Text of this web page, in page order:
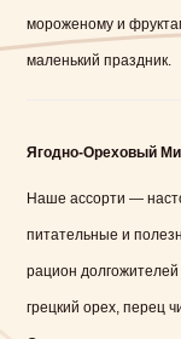
мороженому и
маленький праздник.
Ягодно-Ореховый
Наше ассорти —
питательные и
рацион
грецкий орех, перец